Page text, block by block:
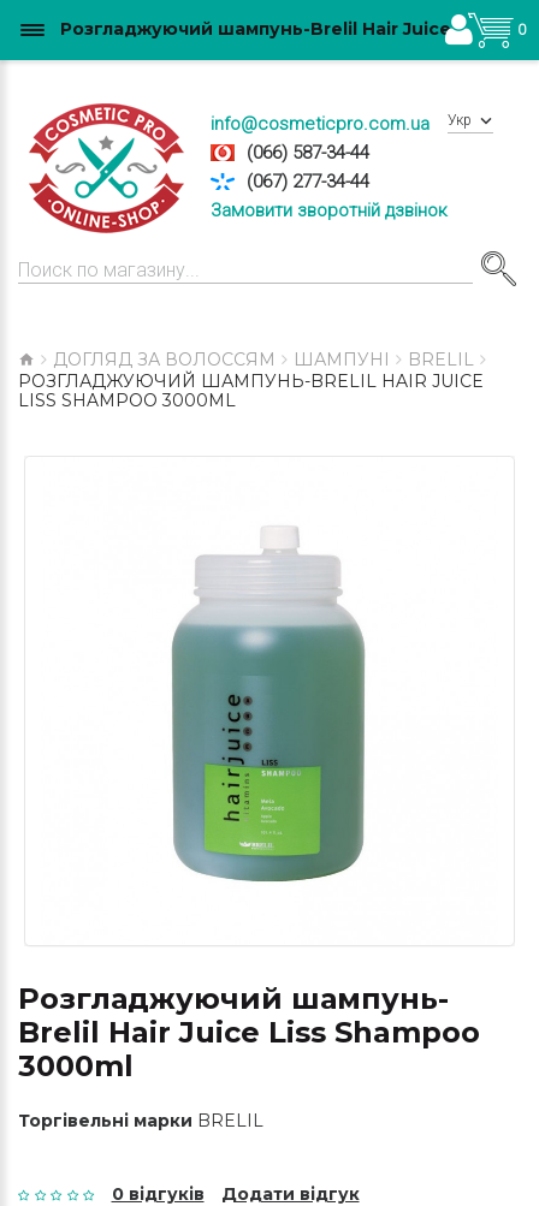
info@cosmeticpro.com.ua
(066) 587-34-44
(067) 277-34-44
Замовити зворотній дзвінок
Укр
0
ДОГЛЯД ЗА ВОЛОССЯМ ШАМПУНІ
BRELIL
РОЗГЛАДЖУЮЧИЙ ШАМПУНЬ-BRELIL HAIR JUICE
LISS SHAMPOO 3000ML
Розгладжуючий шампунь-
Brelil Hair Juice Liss Shampoo
3000ml
Торгівельні марки BRELIL
0 відгуків Додати відгук
Розгладжуючий шампунь-Brelil Hair Juice Liss Shampoo 3000ml купити в Україні